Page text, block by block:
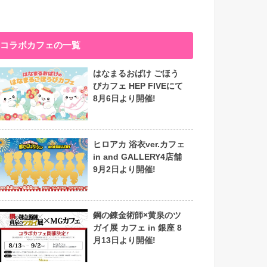
コラボカフェの一覧
はなまるおばけ ごほう
びカフェ HEP FIVEにて
8月6日より開催!
ヒロアカ 浴衣ver.カフェ
in and GALLERY4店舗
9月2日より開催!
鋼の錬金術師×黄泉のツ
ガイ展 カフェ in 銀座 8
月13日より開催!